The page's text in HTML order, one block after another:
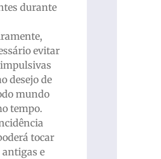
durante
evitar
desejo de
mundo
tempo.
tocar
antigas e